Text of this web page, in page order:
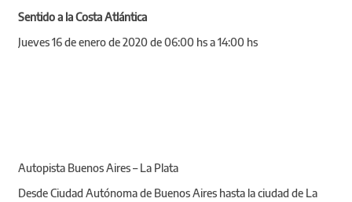
Sentido a la Costa Atlántica
Jueves 16 de enero de 2020 de 06:00 hs a 14:00 hs
Autopista Buenos Aires – La Plata
Desde Ciudad Autónoma de Buenos Aires hasta la ciudad de La